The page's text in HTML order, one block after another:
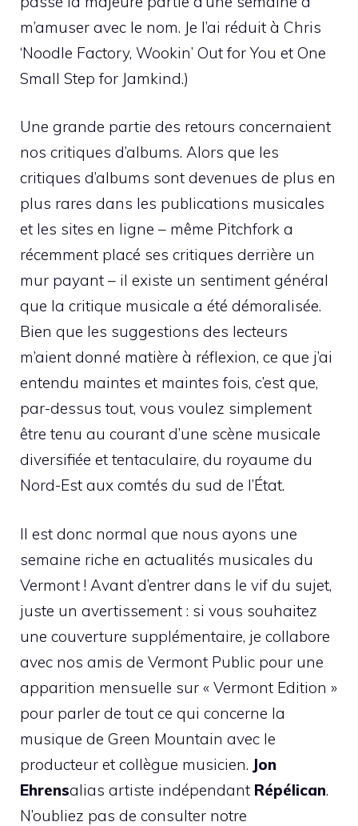
m’amuser avec le nom. Je l’ai réduit à Chris
‘Noodle Factory, Wookin’ Out for You et One
Small Step for Jamkind.)
Une grande partie des retours concernaient
nos critiques d’albums. Alors que les
critiques d’albums sont devenues de plus en
plus rares dans les publications musicales
et les sites en ligne – même Pitchfork a
récemment placé ses critiques derrière un
mur payant – il existe un sentiment général
que la critique musicale a été démoralisée.
Bien que les suggestions des lecteurs
m’aient donné matière à réflexion, ce que j’ai
entendu maintes et maintes fois, c’est que,
par-dessus tout, vous voulez simplement
être tenu au courant d’une scène musicale
diversifiée et tentaculaire, du royaume du
Nord-Est aux comtés du sud de l’État.
Il est donc normal que nous ayons une
semaine riche en actualités musicales du
Vermont ! Avant d’entrer dans le vif du sujet,
juste un avertissement : si vous souhaitez
une couverture supplémentaire, je collabore
avec nos amis de Vermont Public pour une
apparition mensuelle sur « Vermont Edition »
pour parler de tout ce qui concerne la
musique de Green Mountain avec le
producteur et collègue musicien. Jon
Ehrensalias artiste indépendant Répélican.
N’oubliez pas de consulter notre